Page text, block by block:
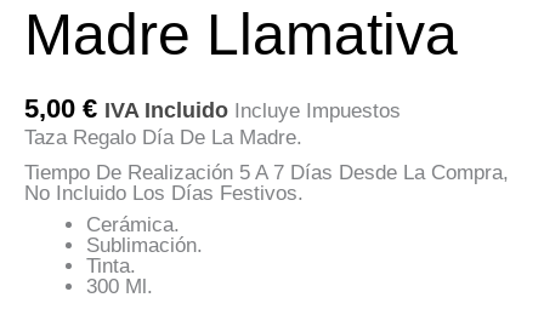
Madre Llamativa
5,00 € IVA Incluido Incluye Impuestos
Taza Regalo Día De La Madre.
Tiempo De Realización 5 A 7 Días Desde La Compra,
No Incluido Los Días Festivos.
Cerámica.
Sublimación.
Tinta.
300 Ml.